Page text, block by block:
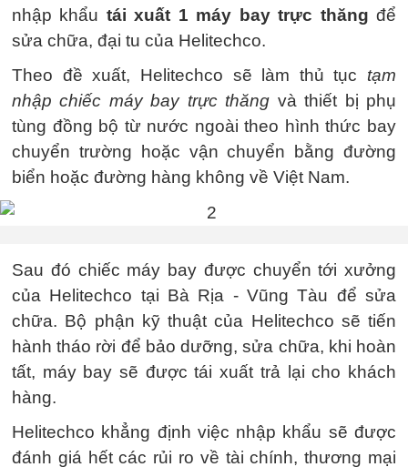
nhập khẩu tái xuất 1 máy bay trực thăng để
sửa chữa, đại tu của Helitechco.
Theo đề xuất, Helitechco sẽ làm thủ tục tạm
nhập chiếc máy bay trực thăng và thiết bị phụ
tùng đồng bộ từ nước ngoài theo hình thức bay
chuyển trường hoặc vận chuyển bằng đường
biển hoặc đường hàng không về Việt Nam.
Sau đó chiếc máy bay được chuyển tới xưởng
của Helitechco tại Bà Rịa - Vũng Tàu để sửa
chữa. Bộ phận kỹ thuật của Helitechco sẽ tiến
hành tháo rời để bảo dưỡng, sửa chữa, khi hoàn
tất, máy bay sẽ được tái xuất trả lại cho khách
hàng.
Helitechco khẳng định việc nhập khẩu sẽ được
đánh giá hết các rủi ro về tài chính, thương mại